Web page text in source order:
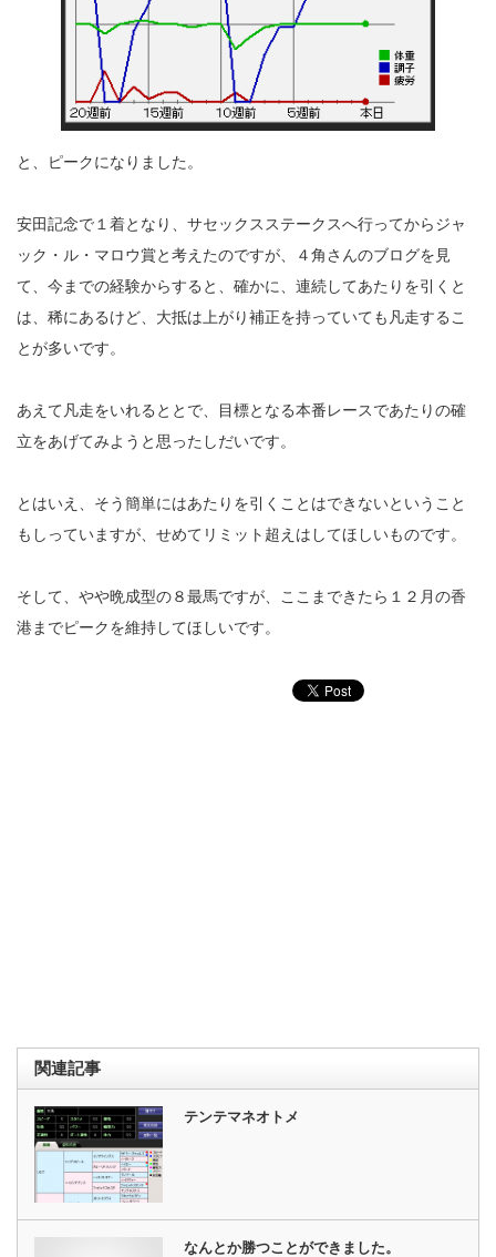
と、ピークになりました。
安田記念で１着となり、サセックスステークスへ行ってからジャ
ック・ル・マロウ賞と考えたのですが、４角さんのブログを見
て、今までの経験からすると、確かに、連続してあたりを引くと
は、稀にあるけど、大抵は上がり補正を持っていても凡走するこ
とが多いです。
あえて凡走をいれるととで、目標となる本番レースであたりの確
立をあげてみようと思ったしだいです。
とはいえ、そう簡単にはあたりを引くことはできないということ
もしっていますが、せめてリミット超えはしてほしいものです。
そして、やや晩成型の８最馬ですが、ここまできたら１２月の香
港までピークを維持してほしいです。
関連記事
テンテマネオトメ
なんとか勝つことができました。